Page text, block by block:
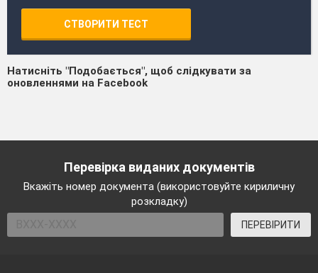
СТВОРИТИ ТЕСТ
Натисніть "Подобається", щоб слідкувати за
оновленнями на Facebook
Перевірка виданих документів
Вкажіть номер документа (використовуйте кириличну
розкладку)
ПЕРЕВІРИТИ